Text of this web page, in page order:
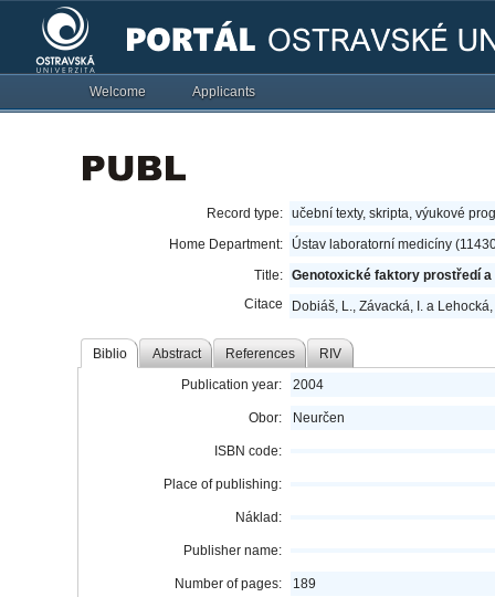
Welcome Applicants
Record type: učební texty, skripta, výukové
Home Department:
Ústav laboratorní medicíny
Title: Genotoxické faktory prostředí a
Citace
Dobiáš, L., Závacká, I. a
Biblio Abstract References RIV
Publication year: 2004
Obor: Neurčen
ISBN code:
Place of publishing:
Náklad:
Publisher name:
Number of pages: 189